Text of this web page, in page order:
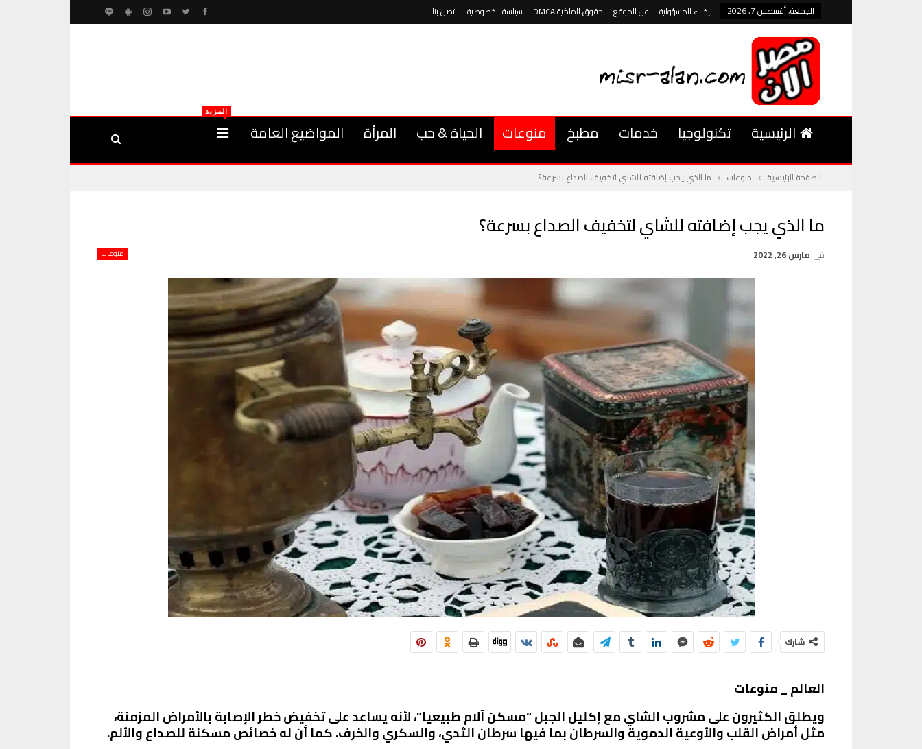
الجمعة, أغسطس 7, 2026 إخلاء المسؤولية عن الموقع حقوق الملكية DMCA سياسة الخصوصية اتصل بنا
الرئيسية تكنولوجيا خدمات مطبخ منوعات الحياة & حب المرأة المواضيع العامة
المزيد
الصفحة الرئيسية منوعات ما الذي يجب إضافته للشاي لتخفيف الصداع بسرعة؟
ما الذي يجب إضافته للشاي لتخفيف الصداع بسرعة؟
منوعات في مارس 26, 2022
شارك
العالم _ منوعات
ويطلق الكثيرون على مشروب الشاي مع إكليل الجبل “مسكن آلام طبيعيا”، لأنه يساعد على تخفيض خطر الإصابة بالأمراض المزمنة،
مثل أمراض القلب والأوعية الدموية والسرطان بما فيها سرطان الثدي، والسكري والخرف. كما أن له خصائص مسكنة للصداع والألم.